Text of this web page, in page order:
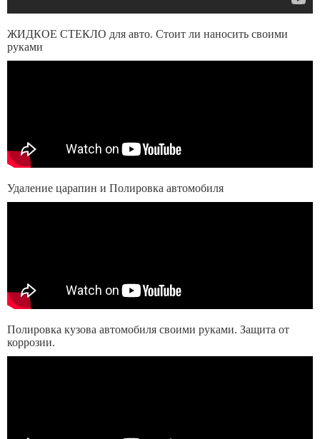
ЖИДКОЕ СТЕКЛО для авто. Стоит ли наносить своими
руками
Удаление царапин и Полировка автомобиля
Полировка кузова автомобиля своими руками. Защита от
коррозии.